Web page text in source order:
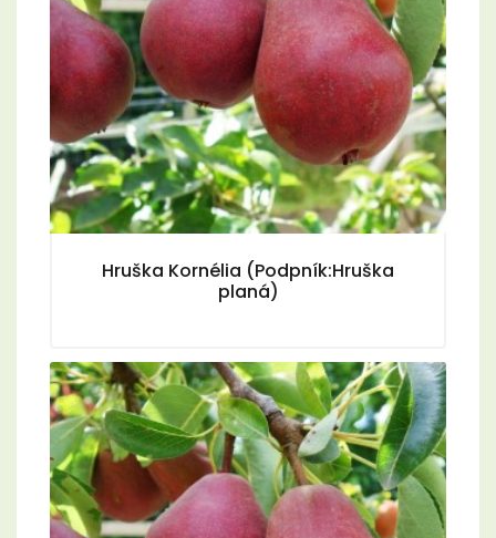
Hruška Kornélia (Podpník:Hruška
planá)